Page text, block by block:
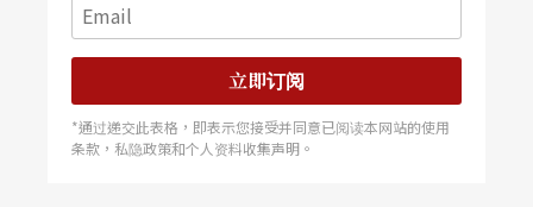
告国民，打算在九十五岁退休，让查尔斯王子担任
摄政王，可以行使君王权力。
立即订阅
*通过递交此表格，即表示您接受并同意已阅读本网站的使用
条款，私隐政策和个人资料收集声明。